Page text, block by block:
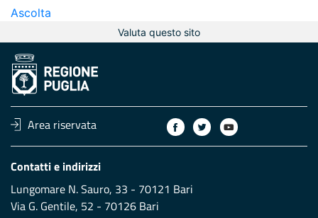
Ascolta
Valuta questo sito
Area riservata
Contatti e indirizzi
Lungomare N. Sauro, 33 - 70121 Bari
Via G. Gentile, 52 - 70126 Bari